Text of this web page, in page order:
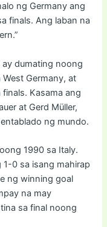
ng Germany ang
finals. Ang laban na
dumating noong
Germany, at
Kasama ang
at Gerd Müller,
ng mundo.
1990 sa Italy.
0 sa isang mahirap
ng winning goal
na may
sa final noong